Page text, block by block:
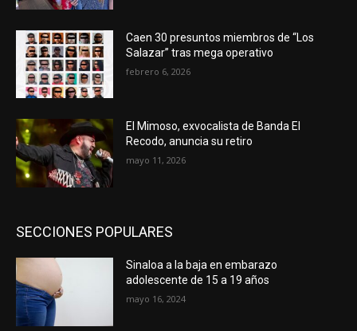
Caen 30 presuntos miembros de “Los
Salazar” tras mega operativo
febrero 6, 2026
El Mimoso, exvocalista de Banda El
Recodo, anuncia su retiro
mayo 11, 2026
SECCIONES POPULARES
Sinaloa a la baja en embarazo
adolescente de 15 a 19 años
mayo 16, 2024